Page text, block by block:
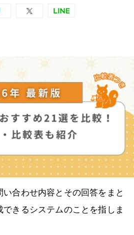
い合わせ内容とその回答をまと
きるシステムのことを指しま